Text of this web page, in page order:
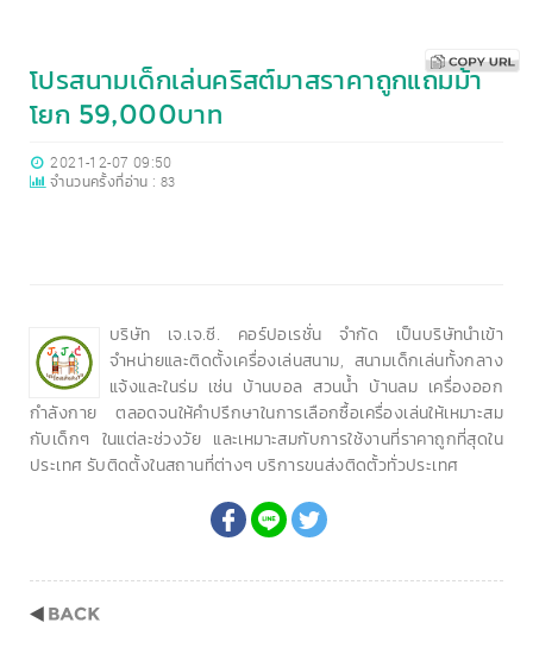
โปรสนามเด็กเล่นคริสต์มาสราคาถูกแถมม้า
โยก 59,000บาท
2021-12-07 09:50
จำนวนครั้งที่อ่าน : 83
บริษัท เจ.เจ.ซี. คอร์ปอเรชั่น จำกัด เป็นบริษัทนำเข้า
จำหน่ายและติดตั้งเครื่องเล่นสนาม, สนามเด็กเล่นทั้งกลาง
แจ้งและในร่ม เช่น บ้านบอล สวนน้ำ บ้านลม เครื่องออก
กำลังกาย ตลอดจนให้คำปรึกษาในการเลือกซื้อเครื่องเล่นให้เหมาะสม
กับเด็กๆ ในแต่ละช่วงวัย และเหมาะสมกับการใช้งานที่ราคาถูกที่สุดใน
ประเทศ รับติดตั้งในสถานที่ต่างๆ บริการขนส่งติดตั้วทั่วประเทศ